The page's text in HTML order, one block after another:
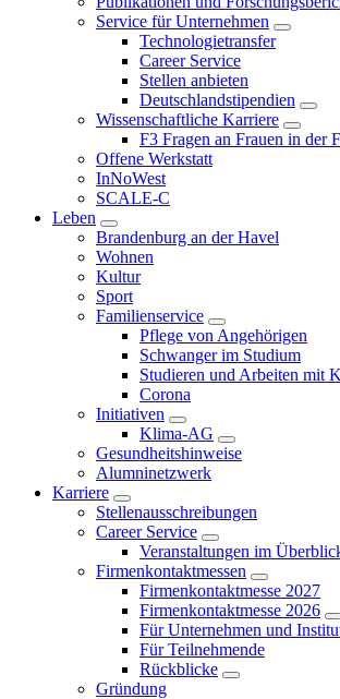
Service für Unternehmen
Technologietransfer
Career Service
Stellen anbieten
Deutschlandstipendien
Wissenschaftliche Karriere
F3 Fragen an Frauen in der
Offene Werkstatt
InNoWest
SCALE-C
Leben
Brandenburg an der Havel
Wohnen
Kultur
Sport
Familienservice
Pflege von Angehörigen
Schwanger im Studium
Studieren und Arbeiten mit
Corona
Initiativen
Klima-AG
Gesundheitshinweise
Alumninetzwerk
Karriere
Stellenausschreibungen
Career Service
Veranstaltungen im
Firmenkontaktmessen
Firmenkontaktmesse 2027
Firmenkontaktmesse 2026
Für Unternehmen und
Für Teilnehmende
Rückblicke
Gründung